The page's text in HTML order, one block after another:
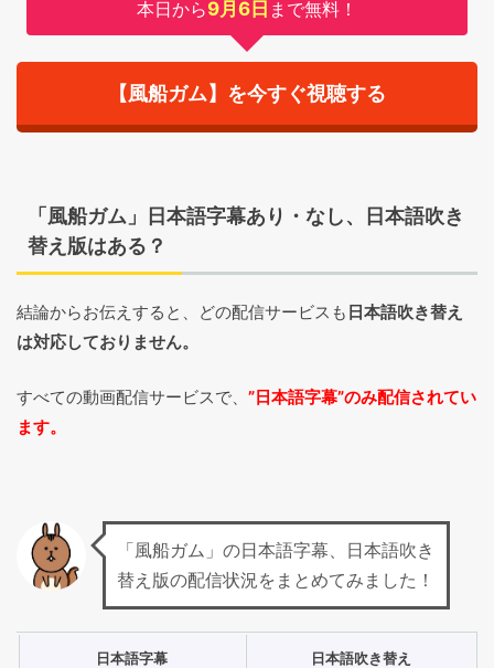
本日から9月6日 まで無料！
【風船ガム】を今すぐ視聴する
「風船ガム」日本語字幕あり・なし、日本語吹き
替え版はある？
結論からお伝えすると、どの配信サービスも 日本語吹き替え
は対応しておりません。
すべての動画配信サービスで、 ”日本語字幕”のみ配信されてい
ます。
「風船ガム」の日本語字幕、日本語吹き
替え版の配信状況をまとめてみました！
日本語字幕 日本語吹き替え